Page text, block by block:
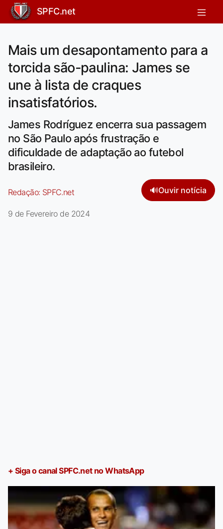
SPFC.net
Mais um desapontamento para a
torcida são-paulina: James se
une à lista de craques
insatisfatórios.
James Rodríguez encerra sua passagem
no São Paulo após frustração e
dificuldade de adaptação ao futebol
brasileiro.
Redação: SPFC.net 🔊Ouvir notícia
9 de Fevereiro de 2024
+ Siga o canal SPFC.net no WhatsApp